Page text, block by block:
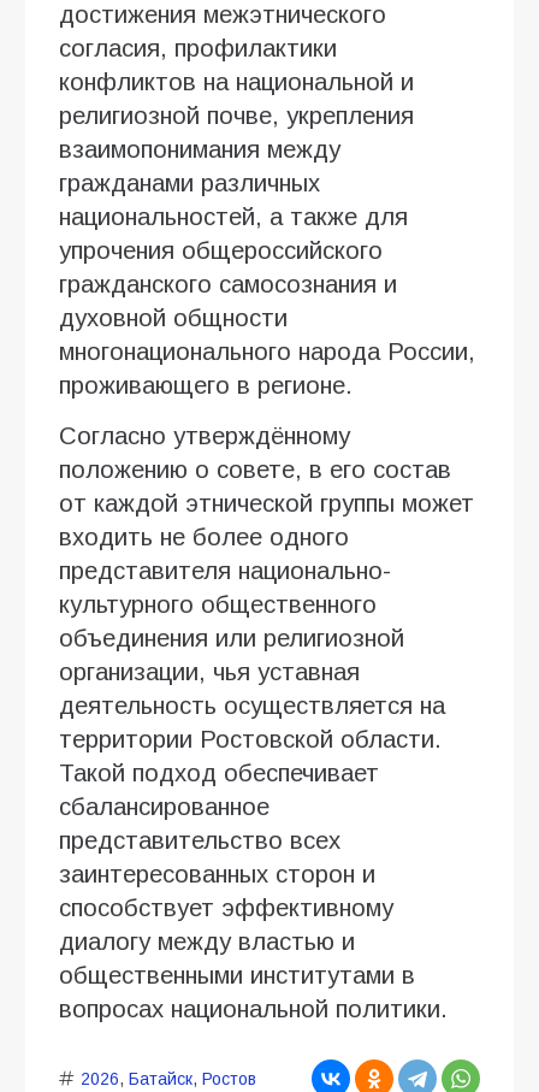
достижения межэтнического
согласия, профилактики
конфликтов на национальной и
религиозной почве, укрепления
взаимопонимания между
гражданами различных
национальностей, а также для
упрочения общероссийского
гражданского самосознания и
духовной общности
многонационального народа России,
проживающего в регионе.
Согласно утверждённому
положению о совете, в его состав
от каждой этнической группы может
входить не более одного
представителя национально-
культурного общественного
объединения или религиозной
организации, чья уставная
деятельность осуществляется на
территории Ростовской области.
Такой подход обеспечивает
сбалансированное
представительство всех
заинтересованных сторон и
способствует эффективному
диалогу между властью и
общественными институтами в
вопросах национальной политики.
2026, Батайск, Ростов